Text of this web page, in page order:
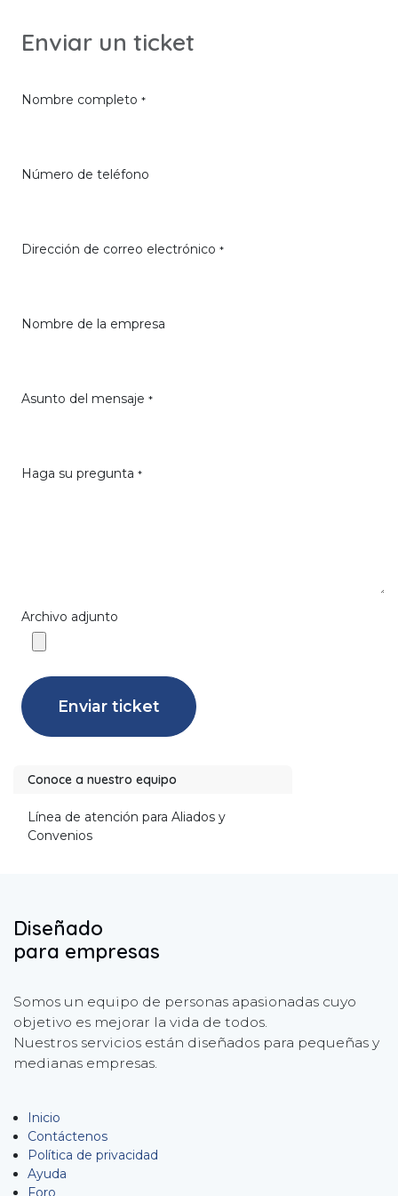
Enviar un ticket
Nombre completo *
Número de teléfono
Dirección de correo electrónico *
Nombre de la empresa
Asunto del mensaje *
Haga su pregunta *
Archivo adjunto
Enviar ticket
Conoce a nuestro equipo
Línea de atención para Aliados y
Convenios
Diseñado
para empresas
Somos un equipo de personas apasionadas cuyo
objetivo es mejorar la vida de todos.
Nuestros servicios están diseñados para pequeñas y
medianas empresas.
Inicio
Contáctenos
Política de privacidad
Ayuda
Foro